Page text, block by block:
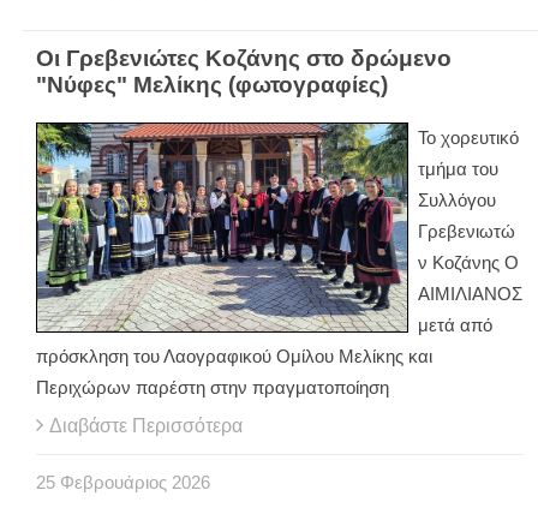
Οι Γρεβενιώτες Κοζάνης στο δρώμενο
"Νύφες" Μελίκης (φωτογραφίες)
Το χορευτικό
τμήμα του
Συλλόγου
Γρεβενιωτώ
ν Κοζάνης Ο
ΑΙΜΙΛΙΑΝΟΣ
μετά από
πρόσκληση του Λαογραφικού Ομίλου Μελίκης και
Περιχώρων παρέστη στην πραγματοποίηση
Διαβάστε Περισσότερα
25 Φεβρουάριος 2026